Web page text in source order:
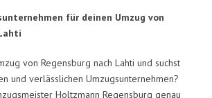
für deinen Umzug von
von Regensburg nach Lahti und suchst
und verlässlichen Umzugsunternehmen?
Holtzmann Regensburg genau